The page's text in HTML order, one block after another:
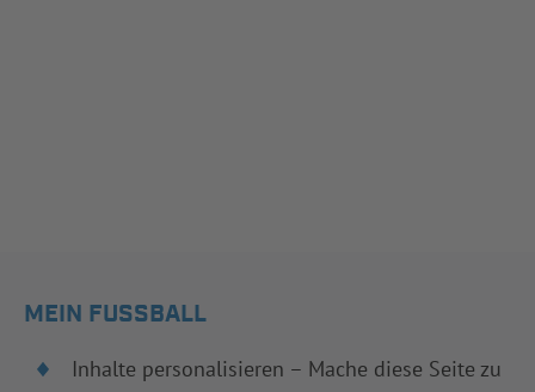
MEIN FUSSBALL
Inhalte personalisieren – Mache diese Seite zu